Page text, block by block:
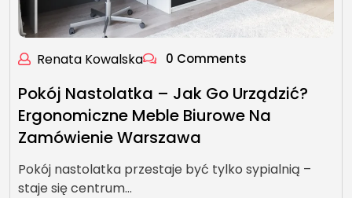
Renata Kowalska 0 Comments
Pokój Nastolatka – Jak Go Urządzić?
Ergonomiczne Meble Biurowe Na
Zamówienie Warszawa
Pokój nastolatka przestaje być tylko sypialnią –
staje się centrum…